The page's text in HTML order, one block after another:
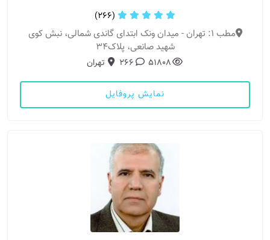
(266)
مطب 1: تهران - میدان ونک ابتدای گاندی شمالی، نبش کوی
شهید صانعی، پلاک34
51808
266 تهران
نمایش پروفایل